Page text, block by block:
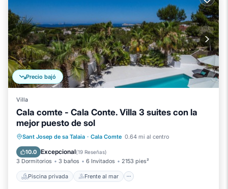
Precio bajó
Villa
Cala comte - Cala Conte. Villa 3 suites con la
mejor puesto de sol
Sant Josep de sa Talaia · Cala Comte 0.64 mi al centro
10.0 Excepcional(19 Reseñas)
3 Dormitorios 3 baños 6 Invitados 2153 pies²
Piscina privada Frente al mar
Piscina privada
Frente al mar
Piscina
Vista al mar